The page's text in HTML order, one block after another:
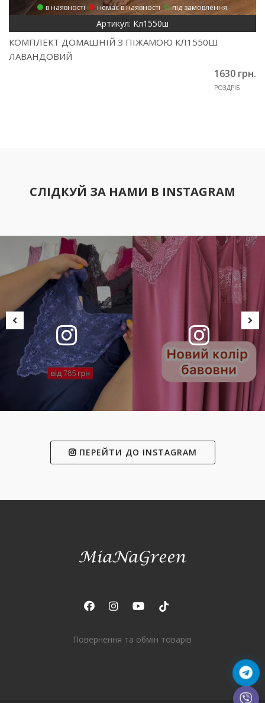
в наявності немає в наявності під замовлення
Артикул: Кл1550ш
КОМПЛЕКТ ДОМАШНІЙ З ПІЖАМОЮ КЛ1550Ш
ЛАВАНДОВИЙ
1630 грн.
РОЗДРІБ
СЛІДКУЙ ЗА НАМИ В INSTAGRAM
ПЕРЕЙТИ ДО INSTAGRAM
Повернення та обмін товарів